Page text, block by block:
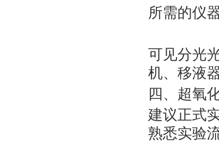
所需的仪
可见分光
机、移液
四、超氧
建议正式
熟悉实验